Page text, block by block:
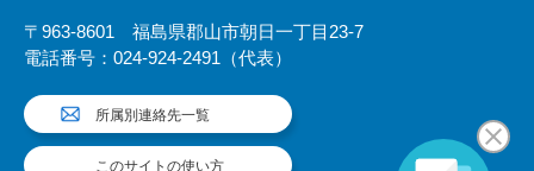
〒963-8601 福島県郡山市朝日一丁目23-7
電話番号：024-924-2491（代表）
所属別連絡先一覧
このサイトの使い方